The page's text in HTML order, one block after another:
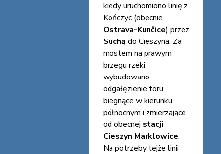
kiedy uruchomiono linię z
Kończyc (obecnie
Ostrava-Kunčice) przez
Suchą do Cieszyna. Za
mostem na prawym
brzegu rzeki
wybudowano
odgałęzienie toru
biegnące w kierunku
północnym i zmierzające
od obecnej stacji
Cieszyn Marklowice.
Na potrzeby tejże linii